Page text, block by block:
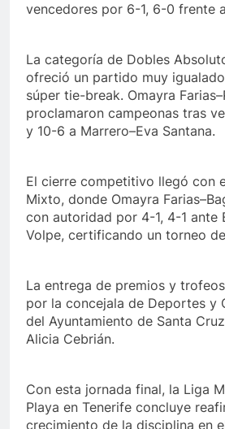
vencedores por 6-1, 6-0 frente
La categoría de Dobles
ofreció un partido muy
súper tie-break. Omayra
proclamaron campeonas tras
y 10-6 a Marrero–Eva Santana.
El cierre competitivo llegó con
Mixto, donde Omayra
con autoridad por 4-1, 4-1 ante
Volpe, certificando un torneo
La entrega de premios y
por la concejala de Deportes y
del Ayuntamiento de Santa
Alicia Cebrián.
Con esta jornada final, la Liga
Playa en Tenerife concluye
crecimiento de la disciplina en